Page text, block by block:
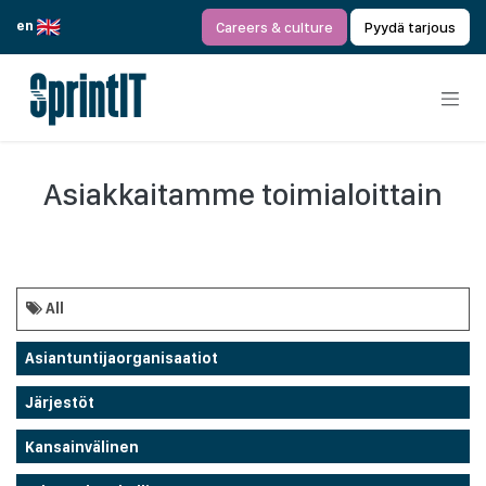
en
Careers & culture Pyydä tarjous
Asiakkaitamme toimialoittain
All
Asiantuntijaorganisaatiot
Järjestöt
Kansainvälinen